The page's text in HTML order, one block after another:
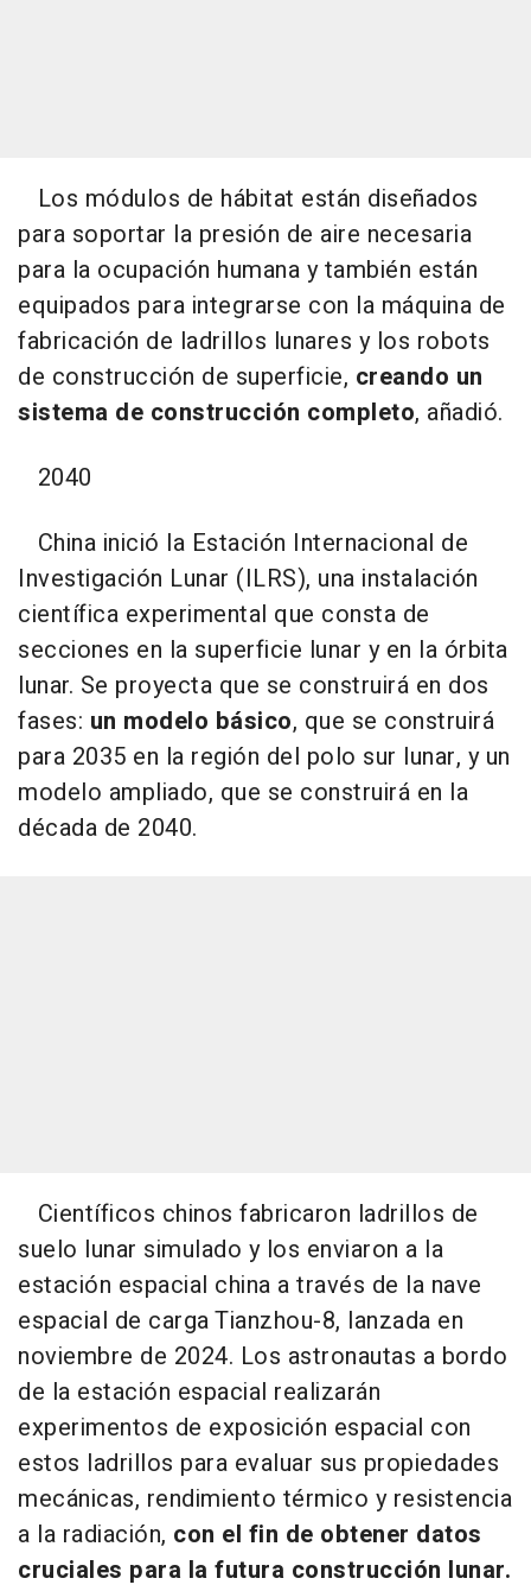
Los módulos de hábitat están diseñados
para soportar la presión de aire necesaria
para la ocupación humana y también están
equipados para integrarse con la máquina de
fabricación de ladrillos lunares y los robots
de construcción de superficie, creando un
sistema de construcción completo, añadió.
2040
China inició la Estación Internacional de
Investigación Lunar (ILRS), una instalación
científica experimental que consta de
secciones en la superficie lunar y en la órbita
lunar. Se proyecta que se construirá en dos
fases: un modelo básico, que se construirá
para 2035 en la región del polo sur lunar, y un
modelo ampliado, que se construirá en la
década de 2040.
Científicos chinos fabricaron ladrillos de
suelo lunar simulado y los enviaron a la
estación espacial china a través de la nave
espacial de carga Tianzhou-8, lanzada en
noviembre de 2024. Los astronautas a bordo
de la estación espacial realizarán
experimentos de exposición espacial con
estos ladrillos para evaluar sus propiedades
mecánicas, rendimiento térmico y resistencia
a la radiación, con el fin de obtener datos
cruciales para la futura construcción lunar.